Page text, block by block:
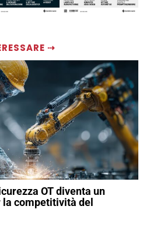
⇢
OT diventa un
competitività del